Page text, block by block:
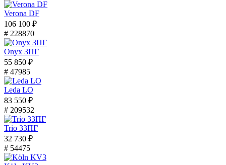
Verona DF
106 100 ₽
# 228870
Onyx 3ПГ
55 850 ₽
# 47985
Leda LO
83 550 ₽
# 209532
Trio 33ПГ
32 730 ₽
# 54475